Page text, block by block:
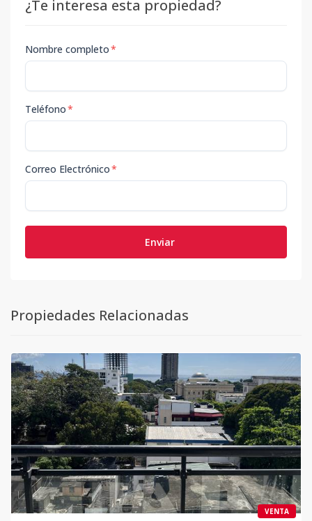
¿Te interesa esta propiedad?
Nombre completo*
Teléfono*
Correo Electrónico*
Enviar
Propiedades Relacionadas
VENTA